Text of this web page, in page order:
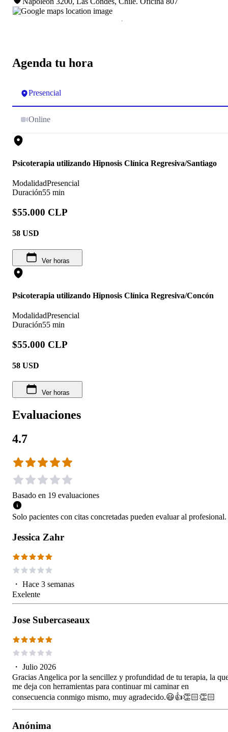
Agenda tu hora
Presencial
Online
Psicoterapia utilizando Hipnosis Clínica Regresiva/Santiago
ModalidadPresencial
Duración55 min
$55.000 CLP
58 USD
Ver horas
Psicoterapia utilizando Hipnosis Clínica Regresiva/Concón
ModalidadPresencial
Duración55 min
$55.000 CLP
58 USD
Ver horas
Evaluaciones
4.7
Basado en 19 evaluaciones
Solo pacientes con citas concretadas pueden evaluar al profesional.
Jessica Zahr
・ Hace 3 semanas
Exelente
Jose Subercaseaux
・ Julio 2026
Gracias Angelica por la sencillez y profundidad de tu terapia, la
me deja con herramientas para continuar mi caminar en
consecuencia conmigo mismo, muy agradecido.😃👍👏🏻👏🏻
Anónima